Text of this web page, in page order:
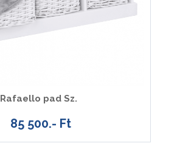
Rafaello pad Sz.
85 500.- Ft